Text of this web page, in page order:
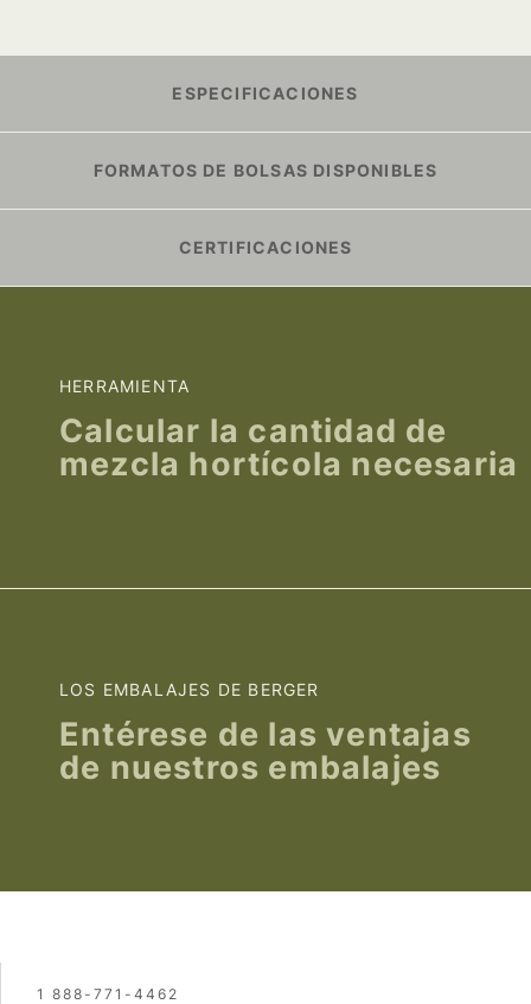
ESPECIFICACIONES
FORMATOS DE BOLSAS DISPONIBLES
CERTIFICACIONES
HERRAMIENTA
Calcular la cantidad de
mezcla hortícola necesaria
LOS EMBALAJES DE BERGER
Entérese de las ventajas
de nuestros embalajes
1 888-771-4462